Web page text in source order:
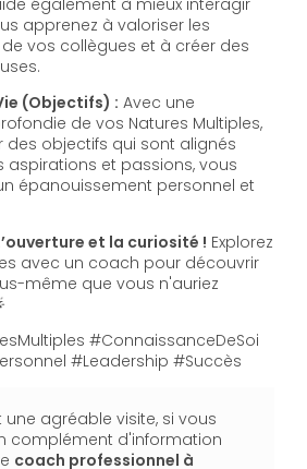
apprenez à valoriser les
vos collègues et à créer des
(Objectifs) : Avec une
de vos Natures Multiples,
des objectifs qui sont alignés
aspirations et passions, vous
épanouissement personnel et
et la curiosité ! Explorez
avec un coach pour découvrir
même que vous n'auriez
#ConnaissanceDeSoi
#Leadership #Succès
agréable visite, si vous
complément d'information
coach professionnel à